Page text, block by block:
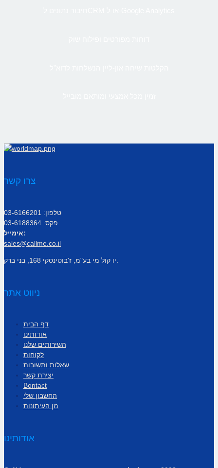
צרו קשר
טלפון: 03-6166201
פקס: 03-6188364
אימייל:
sales@callme.co.il
ניווט אתר
דף הבית
אודותינו
השירותים שלנו
לקוחות
שאלות ותשובות
יצירת קשר
Bontact
החשבון שלי
מן העיתונות
אודותינו